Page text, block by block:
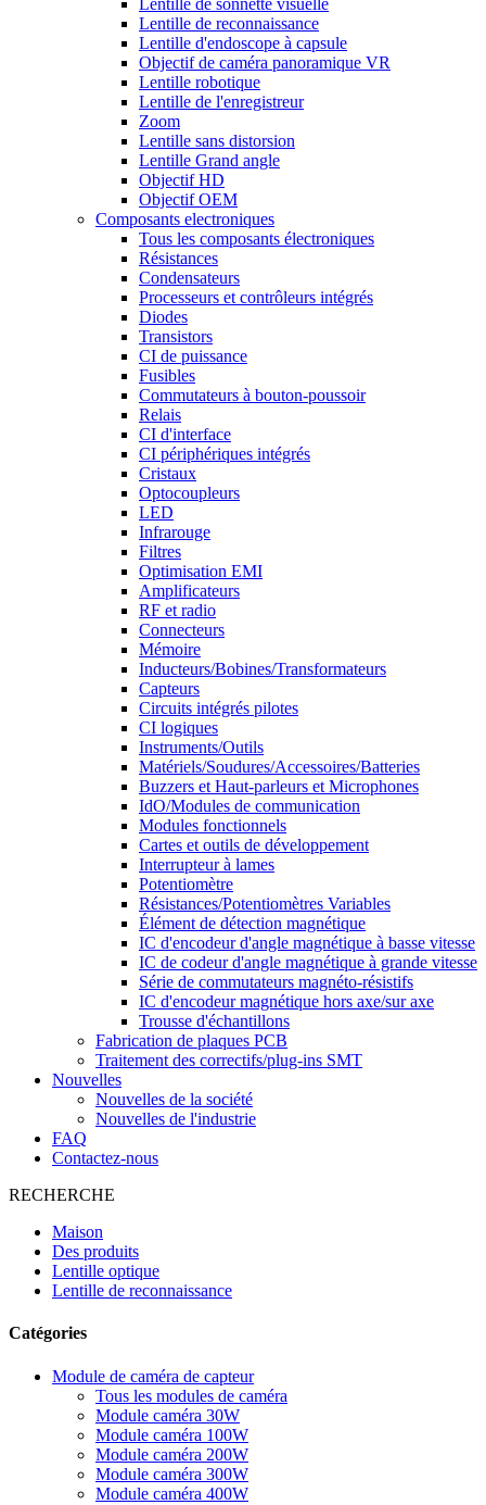
Lentille de sonnette visuelle
Lentille de reconnaissance
Lentille d'endoscope à capsule
Objectif de caméra panoramique VR
Lentille robotique
Lentille de l'enregistreur
Zoom
Lentille sans distorsion
Lentille Grand angle
Objectif HD
Objectif OEM
Composants electroniques
Tous les composants électroniques
Résistances
Condensateurs
Processeurs et contrôleurs intégrés
Diodes
Transistors
CI de puissance
Fusibles
Commutateurs à bouton-poussoir
Relais
CI d'interface
CI périphériques intégrés
Cristaux
Optocoupleurs
LED
Infrarouge
Filtres
Optimisation EMI
Amplificateurs
RF et radio
Connecteurs
Mémoire
Inducteurs/Bobines/Transformateurs
Capteurs
Circuits intégrés pilotes
CI logiques
Instruments/Outils
Matériels/Soudures/Accessoires/Batteries
Buzzers et Haut-parleurs et Microphones
IdO/Modules de communication
Modules fonctionnels
Cartes et outils de développement
Interrupteur à lames
Potentiomètre
Résistances/Potentiomètres Variables
Élément de détection magnétique
IC d'encodeur d'angle magnétique à basse vitesse
IC de codeur d'angle magnétique à grande vitesse
Série de commutateurs magnéto-résistifs
IC d'encodeur magnétique hors axe/sur axe
Trousse d'échantillons
Fabrication de plaques PCB
Traitement des correctifs/plug-ins SMT
Nouvelles
Nouvelles de la société
Nouvelles de l'industrie
FAQ
Contactez-nous
RECHERCHE
Maison
Des produits
Lentille optique
Lentille de reconnaissance
Catégories
Module de caméra de capteur
Tous les modules de caméra
Module caméra 30W
Module caméra 100W
Module caméra 200W
Module caméra 300W
Module caméra 400W